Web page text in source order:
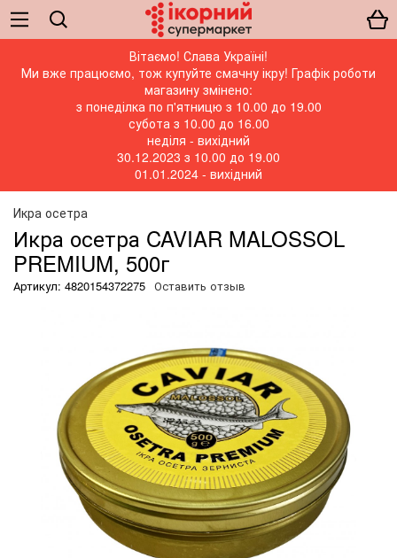
Вітаємо! Слава Україні!
Ми вже працюємо, тож купуйте смачну ікру! Графік роботи
магазину змінено:
з понеділка по п'ятницю з 10.00 до 19.00
субота з 10.00 до 16.00
неділя - вихідний
30.12.2023 з 10.00 до 19.00
01.01.2024 - вихідний
Икра осетра
Икра осетра CAVIAR MALOSSOL
PREMIUM, 500г
Артикул: 4820154372275 Оставить отзыв